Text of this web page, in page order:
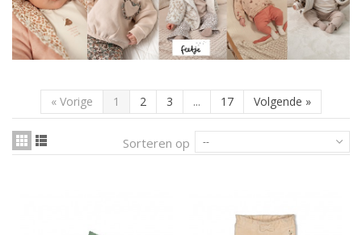
« Vorige 1 2 3 ... 17 Volgende »
Sorteren op --